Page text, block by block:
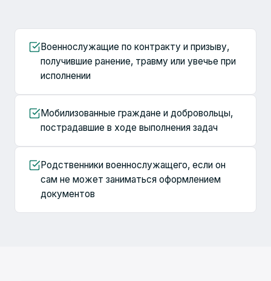
Военнослужащие по контракту и призыву,
получившие ранение, травму или увечье при
исполнении
Мобилизованные граждане и добровольцы,
пострадавшие в ходе выполнения задач
Родственники военнослужащего, если он
сам не может заниматься оформлением
документов